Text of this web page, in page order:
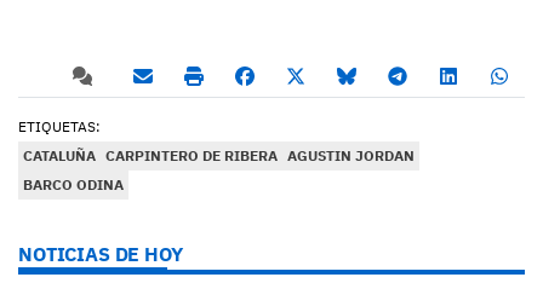
ETIQUETAS:
CATALUÑA CARPINTERO DE RIBERA AGUSTIN JORDAN
BARCO ODINA
NOTICIAS DE HOY